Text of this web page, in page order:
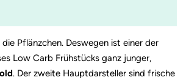
Pflänzchen. Deswegen ist einer der
Low Carb Frühstücks ganz junger,
. Der zweite Hauptdarsteller sind frische